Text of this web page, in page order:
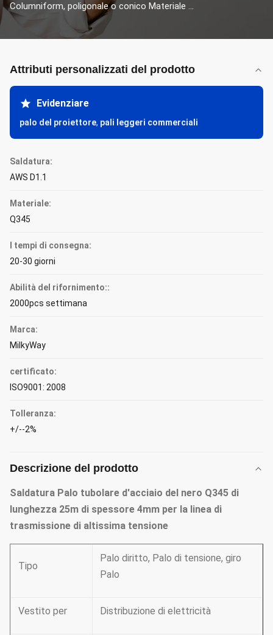
Columniform, poligonale o conico Materiale ...
Attributi personalizzati del prodotto
Evidenziare
palo del proiettore, pali leggeri commerciali
Saldatura:
AWS D1.1
Materiale:
Q345
I tempi di consegna:
20-30 giorni
Abilità del rifornimento::
2000pcs settimana
Marca:
MilkyWay
certificato:
ISO9001: 2008
Tolleranza:
+/--2%
Descrizione del prodotto
Saldatura Palo tubolare d'acciaio del nero Q345 di
lunghezza 25m di spessore 4mm per la linea di
trasmissione di altissima tensione
Tipo
Palo diritto, Palo di tensione, giro
Palo
Vestito per Distribuzione di elettricità